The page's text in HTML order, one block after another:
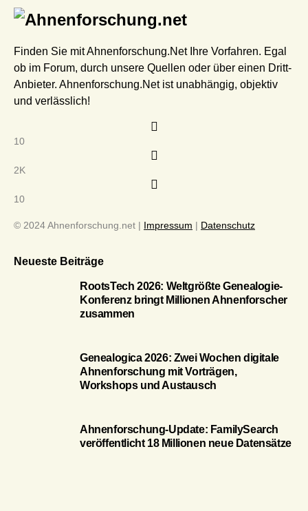
Finden Sie mit Ahnenforschung.Net Ihre Vorfahren. Egal
ob im Forum, durch unsere Quellen oder über einen Dritt-
Anbieter. Ahnenforschung.Net ist unabhängig, objektiv
und verlässlich!
10
2K
10
© 2024 Ahnenforschung.net | Impressum | Datenschutz
Neueste Beiträge
RootsTech 2026: Weltgrößte Genealogie-
Konferenz bringt Millionen Ahnenforscher
zusammen
Genealogica 2026: Zwei Wochen digitale
Ahnenforschung mit Vorträgen,
Workshops und Austausch
Ahnenforschung-Update: FamilySearch
veröffentlicht 18 Millionen neue Datensätze